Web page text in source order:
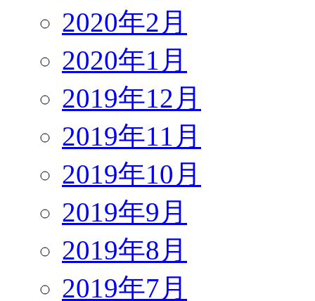
2020年2月
2020年1月
2019年12月
2019年11月
2019年10月
2019年9月
2019年8月
2019年7月